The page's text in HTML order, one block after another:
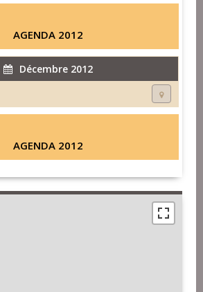
AGENDA 2012
Décembre 2012
AGENDA 2012